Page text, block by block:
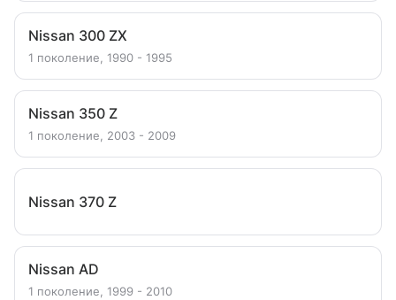
Nissan 300 ZX
1 поколение, 1990 - 1995
Nissan 350 Z
1 поколение, 2003 - 2009
Nissan 370 Z
Nissan AD
1 поколение, 1999 - 2010